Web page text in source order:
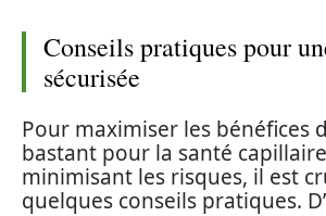
Conseils pratiques pour
sécurisée
Pour maximiser les bénéfices
bastant pour la santé
minimisant les risques, il est
quelques conseils pratiques.